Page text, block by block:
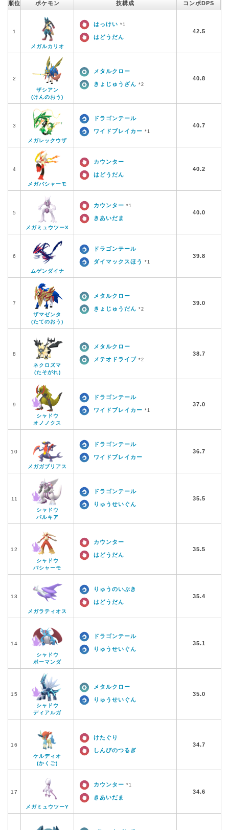
順位 ポケモン 技構成 コンボDPS
1
メガルカリオ
はっけい *1
はどうだん
42.5
2
ザシアン
(けんのおう)
メタルクロー
きょじゅうざん *2
40.8
3
メガレックウザ
ドラゴンテール
ワイドブレイカー *1
40.7
4
メガバシャーモ
カウンター
はどうだん
40.2
5
メガミュウツーX
カウンター *1
きあいだま
40.0
6
ムゲンダイナ
ドラゴンテール
ダイマックスほう *1
39.8
7
ザマゼンタ
(たてのおう)
メタルクロー
きょじゅうだん *2
39.0
8
ネクロズマ
(たそがれ)
メタルクロー
メテオドライブ *2
38.7
9
シャドウ
オノノクス
ドラゴンテール
ワイドブレイカー *1
37.0
10
メガガブリアス
ドラゴンテール
ワイドブレイカー
36.7
11
シャドウ
パルキア
ドラゴンテール
りゅうせいぐん
35.5
12
シャドウ
バシャーモ
カウンター
はどうだん
35.5
13
メガラティオス
りゅうのいぶき
はどうだん
35.4
14
シャドウ
ボーマンダ
ドラゴンテール
りゅうせいぐん
35.1
15
シャドウ
ディアルガ
メタルクロー
りゅうせいぐん
35.0
16
ケルディオ
(かくご)
けたぐり
しんぴのつるぎ
34.7
17
メガミュウツーY
カウンター *1
きあいだま
34.6